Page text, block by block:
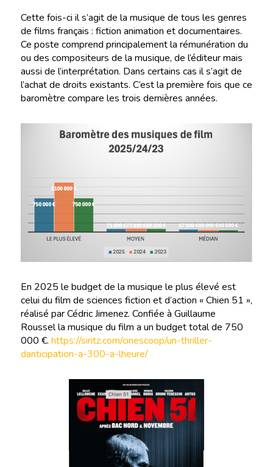
Cette fois-ci il s’agit de la musique de tous les genres
de films français : fiction animation et documentaires.
Ce poste comprend principalement la rémunération du
ou des compositeurs de la musique, de l’éditeur mais
aussi de l’interprétation. Dans certains cas il s’agit de
l’achat de droits existants. C’est la première fois que ce
baromètre compare les trois dernières années.
En 2025 le budget de la musique le plus élevé est
celui du film de sciences fiction et d’action « Chien 51 »,
réalisé par Cédric Jimenez. Confiée à Guillaume
Roussel la musique du film a un budget total de 750
000 €. https://siritz.com/cinescoop/un-thriller-
danticipation-a-300-a-lheure/